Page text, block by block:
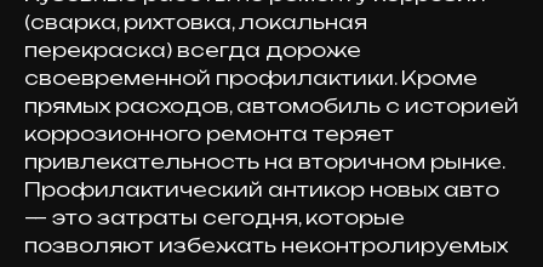
(сварка, рихтовка, локальная
перекраска) всегда дороже
своевременной профилактики. Кроме
прямых расходов, автомобиль с историей
коррозионного ремонта теряет
привлекательность на вторичном рынке.
Профилактический антикор новых авто
— это затраты сегодня, которые
позволяют избежать неконтролируемых